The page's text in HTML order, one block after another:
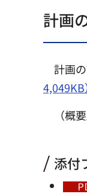
計画
計画の
4,049KB
（概
添付